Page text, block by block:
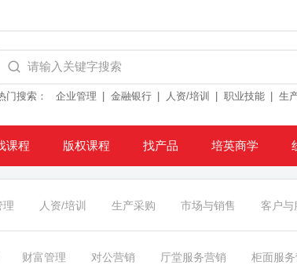
门搜索： 企业管理 金融银行 人资/培训 职业技能 生
课程 版权课程 找产品 培英商学
理 人资/培训 生产采购 市场与销售 客户与
财富管理 对公营销 厅堂服务营销 柜面服